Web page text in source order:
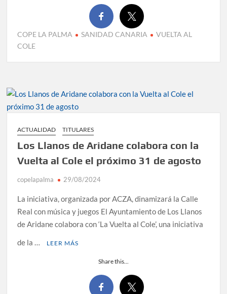
COPE LA PALMA SANIDAD CANARIA
VUELTA AL
COLE
ACTUALIDAD TITULARES
Los Llanos de Aridane colabora con la
Vuelta al Cole el próximo 31 de agosto
copelapalma 29/08/2024
La iniciativa, organizada por ACZA, dinamizará la Calle
Real con música y juegos El Ayuntamiento de Los Llanos
de Aridane colabora con ‘La Vuelta al Cole’, una iniciativa
de la …
LEER MÁS
Share this...